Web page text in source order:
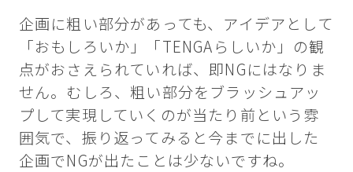
企画に粗い部分があっても、アイデアとして
「おもしろいか」「TENGAらしいか」の観
点がおさえられていれば、即NGにはなりま
せん。むしろ、粗い部分をブラッシュアッ
プして実現していくのが当たり前という雰
囲気で、振り返ってみると今までに出した
企画でNGが出たことは少ないですね。